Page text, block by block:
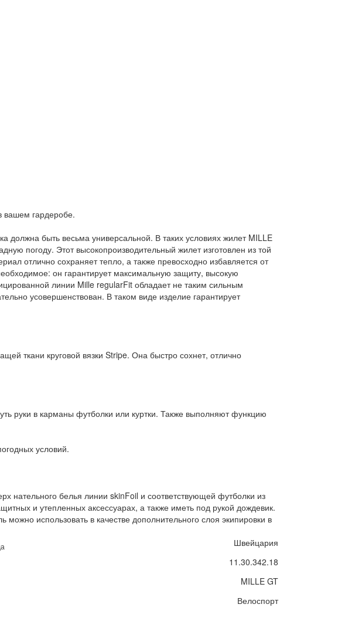
вашем гардеробе.
должна быть весьма универсальной. В таких условиях жилет MILLE
погоду. Этот высокопроизводительный жилет изготовлен из той
отлично сохраняет тепло, а также превосходно избавляется от
он гарантирует максимальную защиту, высокую
линии Mille regularFit обладает не таким сильным
усовершенствован. В таком виде изделие гарантирует
ткани круговой вязки Stripe. Она быстро сохнет, отлично
руки в карманы футболки или куртки. Также выполняют функцию
условий.
нательного белья линии skinFoil и соответствующей футболки из
и утепленных аксессуарах, а также иметь под рукой дождевик.
использовать в качестве дополнительного слоя экипировки в
Швейцария
11.30.342.18
MILLE GT
Велоспорт